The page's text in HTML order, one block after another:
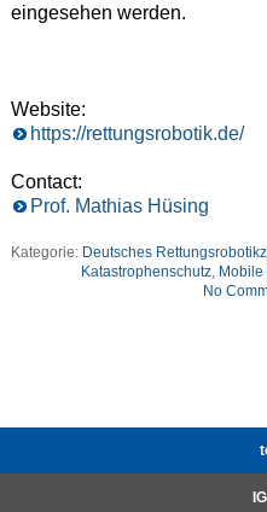
eingesehen werden.
Website:
https://rettungsrobotik.de/
Contact:
Prof. Mathias Hüsing
Kategorie: Deutsches
Katastrophenschutz, Mobile
No